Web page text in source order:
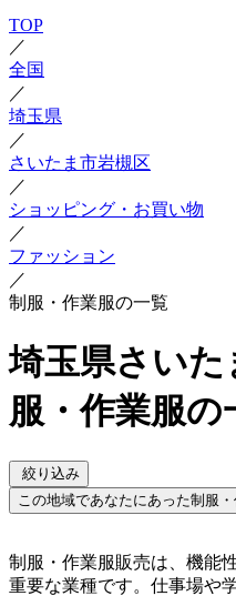
TOP
／
全国
／
埼玉県
／
さいたま市岩槻区
／
ショッピング・お買い物
／
ファッション
／
制服・作業服の一覧
埼玉県さいた
服・作業服の
絞り込み
この地域であなたにあった制服
制服・作業服販売は、機能
重要な業種です。仕事場や